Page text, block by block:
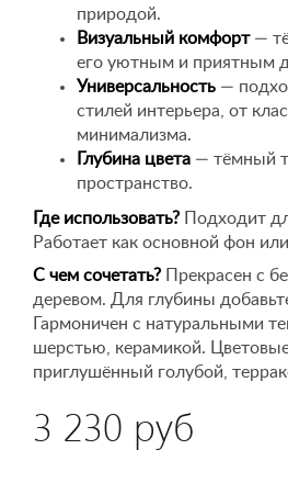
природой.
Визуальный комфорт—
его уютным и приятным
Универсальность —
стилей интерьера, от
минимализма.
Глубина цвета — тёмный
пространство.
Где использовать? Подходит
Работает как основной фон
С чем сочетать? Прекрасен с
деревом. Для глубины
Гармоничен с натуральными
шерстью, керамикой.
приглушённый голубой,
3 230 руб